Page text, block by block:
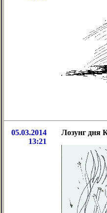
05.03.2014
13:21
Лозунг дня